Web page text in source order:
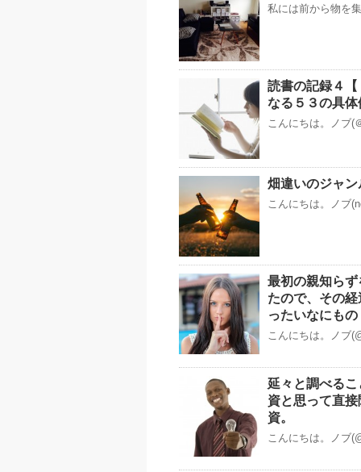
私には前から物を
読書の記録４
なる５３の具
こんにちは。ノブ(
畑違いのジャ
こんにちは。ノブ
最初の親知ら
たので、その
ったいなにもの
こんにちは。ノブ
延々と調べる
資と思って直
資。
こんにちは。ノブ